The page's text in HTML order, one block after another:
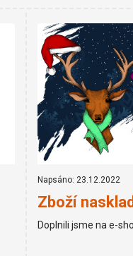
Napsáno: 23.12.2022
Zboží
Doplnili jsme na e-